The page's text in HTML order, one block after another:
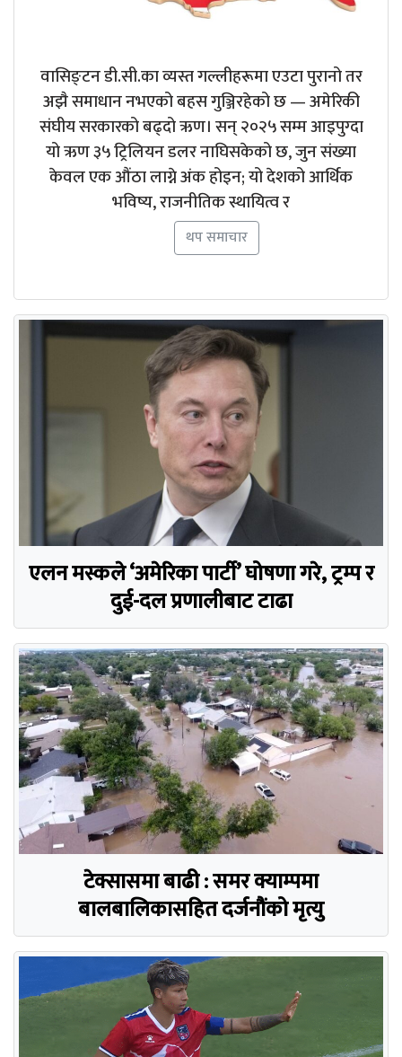
वासिङ्टन डी.सी.का व्यस्त गल्लीहरूमा एउटा पुरानो तर
अझै समाधान नभएको बहस गुञ्जिरहेको छ — अमेरिकी
संघीय सरकारको बढ्दो ऋण। सन् २०२५ सम्म आइपुग्दा
यो ऋण ३५ ट्रिलियन डलर नाघिसकेको छ, जुन संख्या
केवल एक औंठा लाग्ने अंक होइन; यो देशको आर्थिक
भविष्य, राजनीतिक स्थायित्व र
थप समाचार
एलन मस्कले ‘अमेरिका पार्टी’ घोषणा गरे, ट्रम्प र
दुई-दल प्रणालीबाट टाढा
टेक्सासमा बाढी : समर क्याम्पमा
बालबालिकासहित दर्जनौंको मृत्यु